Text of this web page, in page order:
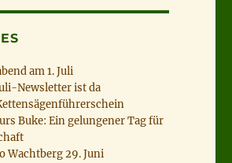
am 1. Juli
Newsletter ist da
Buke: Ein gelungener Tag für
Wachtberg 29. Juni